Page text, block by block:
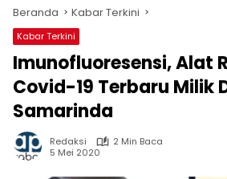
Beranda Kabar Terkini
Kabar Terkini
Imunofluoresensi, Alat
Covid-19 Terbaru Milik
Samarinda
Redaksi
2 Min Baca
5 Mei 2020